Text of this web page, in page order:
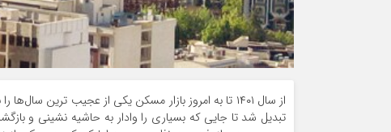
از سال ۱۴۰۱ تا به امروز بازار مسکن یکی از عجیب
تبدیل شد تا جایی که بسیاری را وادار به حاشیه نشینی و